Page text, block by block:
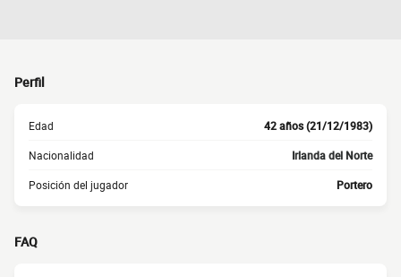
Perfil
Edad 42 años (21/12/1983)
Nacionalidad Irlanda del Norte
Posición del jugador Portero
FAQ